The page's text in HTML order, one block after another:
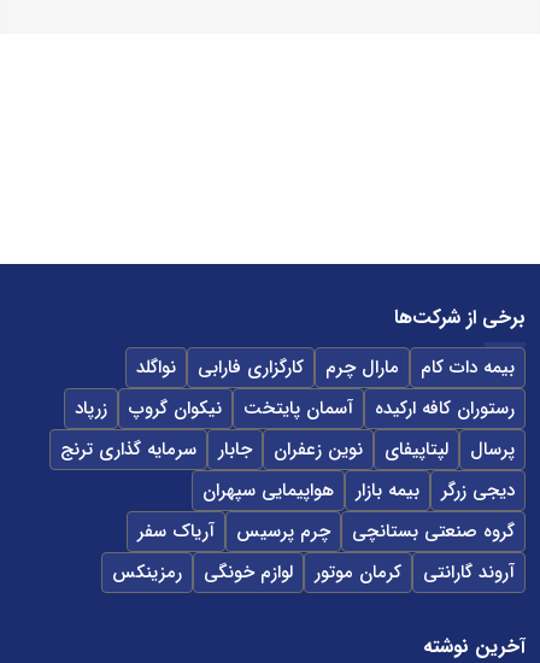
برخی از شرکت‌ها
بیمه دات کام مارال چرم کارگزاری فارابی
نواگلد
رستوران کافه ارکیده
آسمان پایتخت نیکوان گروپ
زرپاد
پرسال
لپتاپیفای نوین زعفران جابار
سرمایه گذاری ترنج
دیجی زرگر
بیمه بازار
هواپیمایی سپهران
گروه صنعتی بستانچی
چرم پرسیس
آریاک سفر
آروند گارانتی
کرمان موتور لوازم خونگی رمزینکس
آخرین نوشته